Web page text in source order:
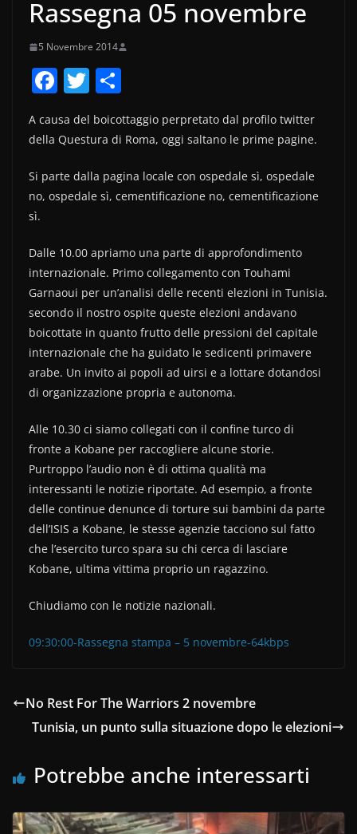
Rassegna 05 novembre
5 Novembre 2014
F
c
e
b
o
k
T
w
itt n
vi
di
A causa del boicottaggio perpretato dal profilo twitter
della Questura di Roma, oggi saltano le prime pagine.
Si parte dalla pagina locale con ospedale sì, ospedale
no, ospedale sì, cementificazione no, cementificazione
sì.
Dalle 10.00 apriamo una parte di approfondimento
internazionale. Primo collegamento con Touhami
Garnaoui per un’analisi delle recenti elezioni in Tunisia.
secondo il nostro ospite queste elezioni andavano
boicottate in quanto frutto delle pressioni del capitale
internazionale che ha guidato le sedicenti primavere
arabe. Un invito ai popoli ad uirsi e a lottare dotandosi
di organizzazione propria e autonoma.
Alle 10.30 ci siamo collegati con il confine turco di
fronte a Kobane per raccogliere alcune storie.
Purtroppo l’audio non è di ottima qualità ma
interessanti le notizie riportate. Ad esempio, a fronte
delle continue denunce di torture sui bambini da parte
dell’ISIS a Kobane, le stesse agenzie tacciono sul fatto
che l’esercito turco spara su chi cerca di lasciare
Kobane, ultima vittima proprio un ragazzino.
Chiudiamo con le notizie nazionali.
09:30:00-Rassegna stampa – 5 novembre-64kbps
No Rest For The Warriors 2 novembre
Tunisia, un punto sulla situazione dopo le elezioni
Potrebbe anche interessarti